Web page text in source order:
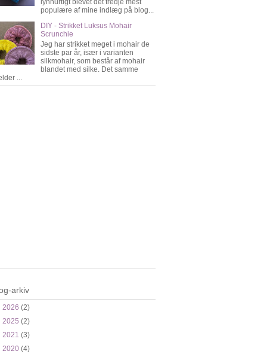
lynhurtigt blevet det tredje mest
populære af mine indlæg på blog...
DIY - Strikket Luksus Mohair
Scrunchie
Jeg har strikket meget i mohair de
sidste par år, især i varianten
silkmohair, som består af mohair
blandet med silke. Det samme
...
arkiv
2026 (2)
2025 (2)
2021 (3)
2020 (4)